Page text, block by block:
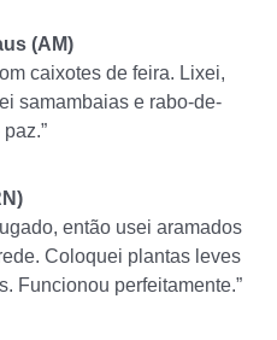
(AM)
caixotes de feira. Lixei,
samambaias e rabo-de-
então usei aramados
Coloquei plantas leves
Funcionou perfeitamente.”